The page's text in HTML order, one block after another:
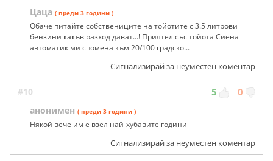
Цаца ( преди 3 години )
Обаче питайте собствениците на тойотите с 3.5 литрови
бензини какъв разход дават...! Приятел със тойота Сиена
автоматик ми спомена към 20/100 градско...
Сигнализирай за неуместен коментар
#10 5 0
анонимен ( преди 3 години )
Някой вече им е взел най-хубавите години
Сигнализирай за неуместен коментар